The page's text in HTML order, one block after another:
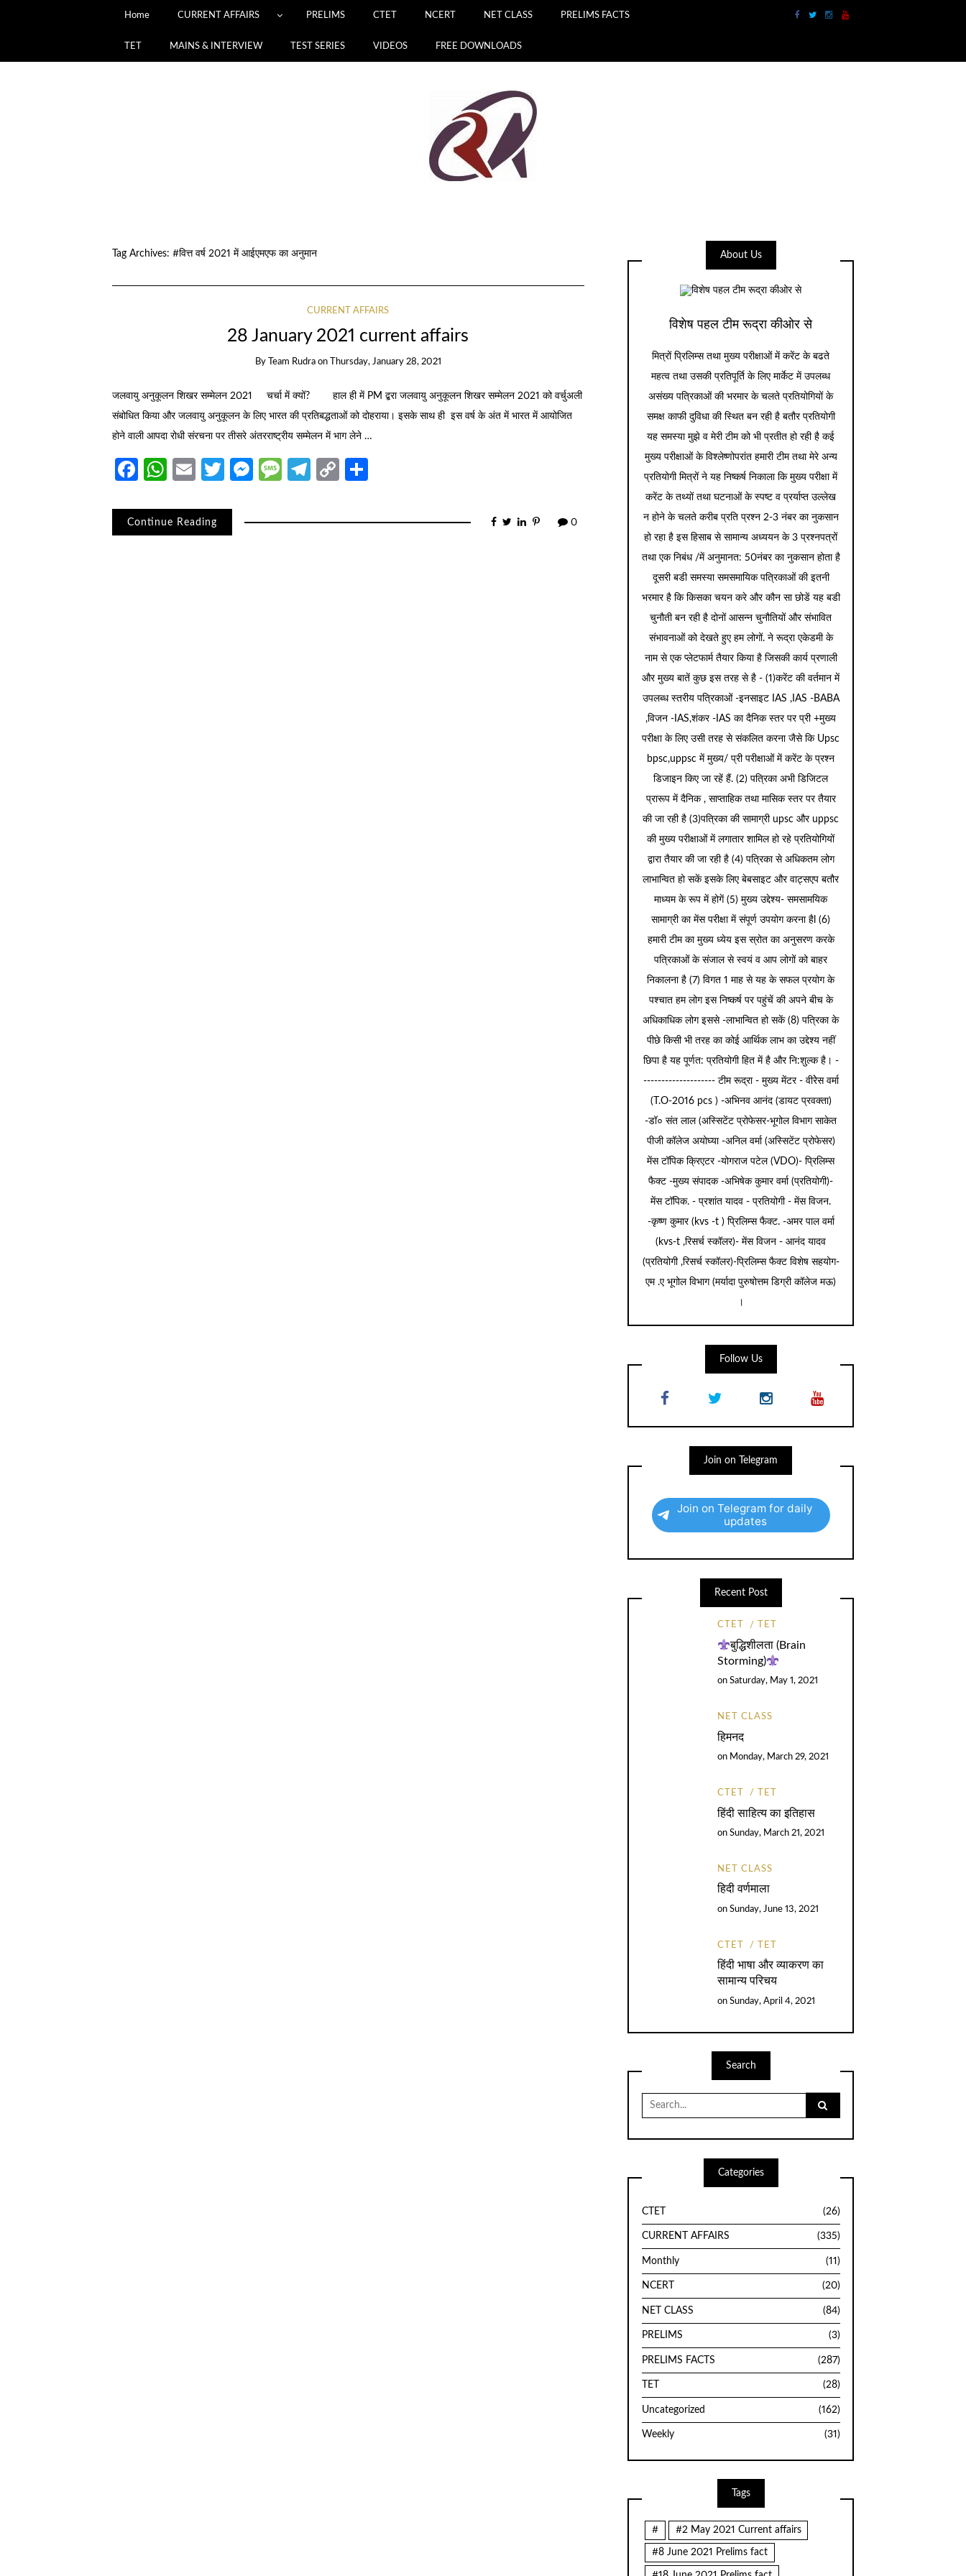
Home CURRENT AFFAIRS PRELIMS CTET NCERT NET CLASS PRELIMS FACTS
TET MAINS & INTERVIEW TEST SERIES VIDEOS FREE DOWNLOADS
Tag Archives: #वित्त वर्ष 2021 में आईएमएफ का अनुमान
CURRENT AFFAIRS
28 January 2021 current affairs
By Team Rudra on Thursday, January 28, 2021
जलवायु अनुकूलन शिखर सम्मेलन 2021 चर्चा में क्यों? हाल ही में PM द्बरा जलवायु अनुकूलन शिखर सम्मेलन 2021 को वर्चुअली
संबोधित किया और जलवायु अनुकूलन के लिए भारत की प्रतिबद्धताओं को दोहराया। इसके साथ ही इस वर्ष के अंत में भारत में आयोजित
होने वाली आपदा रोधी संरचना पर तीसरे अंतरराष्ट्रीय सम्मेलन में भाग लेने …
Facebook
WhatsApp
EmailTwitter
Messenger
Message
Telegram
Copy
Continue Reading 0
About Us
विशेष पहल टीम रूद्रा कीओर से
मित्रों प्रिलिम्स तथा मुख्य परीक्षाओं में करेंट के बढते
महत्व तथा उसकी प्रतिपूर्ति के लिए मार्केट में उपलब्ध
असंख्य पत्रिकाओं की भरमार के चलते प्रतियोगियों के
समक्ष काफी दुविधा की स्थित बन रही है बतौर प्रतियोगी
यह समस्या मुझे व मेरी टीम को भी प्रतीत हो रही है कई
मुख्य परीक्षाओं के विश्लेष्णोपरांत हमारी टीम तथा मेरे अन्य
प्रतियोगी मित्रों ने यह निष्कर्ष निकाला कि मुख्य परीक्षा में
करेंट के तथ्यों तथा घटनाओं के स्पष्ट व प्रर्याप्त उल्लेख
न होने के चलते करीब प्रति प्रश्न 2-3 नंबर का नुकसान
हो रहा है इस हिसाब से सामान्य अध्ययन के 3 प्रश्नपत्रों
तथा एक निबंध /में अनुमानत: 50नंबर का नुकसान होता है
दूसरी बडी समस्या समसमायिक पत्रिकाओं की इतनी
भरमार है कि किसका चयन करे और कौन सा छोडें यह बडी
चुनौती बन रही है दोनों आसन्न चुनौतियों और संभावित
संभावनाओं को देखते हुए हम लोगों. ने रूद्रा एकेडमी के
नाम से एक प्लेटफार्म तैयार किया है जिसकी कार्य प्रणाली
और मुख्य बातें कुछ इस तरह से है - (1)करेंट की वर्तमान में
उपलब्ध स्तरीय पत्रिकाओं -इनसाइट IAS ,IAS -BABA
,विजन -IAS,शंकर -IAS का दैनिक स्तर पर प्री +मुख्य
परीक्षा के लिए उसी तरह से संकलित करना जैसे कि Upsc
bpsc,uppsc में मुख्य/ प्री परीक्षाओं में करेंट के प्रश्न
डिजाइन किए जा रहें हैं. (2) पत्रिका अभी डिजिटल
प्रारूप में दैनिक , साप्ताहिक तथा मासिक स्तर पर तैयार
की जा रही है (3)पत्रिका की सामाग्री upsc और uppsc
की मुख्य परीक्षाओं में लगातार शामिल हो रहे प्रतियोगियों
द्वारा तैयार की जा रही है (4) पत्रिका से अधिकतम लोग
लाभान्वित हो सकें इसके लिए बेबसाइट और वाट्सएप बतौर
माध्यम के रूप में होगें (5) मुख्य उद्देश्य- समसामयिक
सामाग्री का मेंस परीक्षा में संपूर्ण उपयोग करना हैl (6)
हमारी टीम का मुख्य ध्येय इस स्रोत का अनुसरण करके
पत्रिकाओं के संजाल से स्वयं व आप लोगों को बाहर
निकालना है (7) विगत 1 माह से यह के सफल प्रयोग के
पश्चात हम लोग इस निष्कर्ष पर पहुंचें की अपने बीच के
अधिकाधिक लोग इससे -लाभान्वित हो सकें (8) पत्रिका के
पीछे किसी भी तरह का कोई आर्थिक लाभ का उद्देश्य नहीं
छिपा है यह पूर्णत: प्रतियोगी हित में है और नि:शुल्क है। -
-------------------- टीम रूद्रा - मुख्य मेंटर - वीरेेस वर्मा
(T.O-2016 pcs ) -अभिनव आनंद (डायट प्रवक्ता)
-डॉ० संत लाल (अस्सिटेंट प्रोफेसर-भूगोल विभाग साकेत
पीजी कॉलेज अयोघ्या -अनिल वर्मा (अस्सिटेंट प्रोफेसर)
मेंस टॉपिक क्रिएटर -योगराज पटेल (VDO)- प्रिलिम्स
फैक्ट -मुख्य संपादक -अभिषेक कुमार वर्मा (प्रतियोगी)-
मेंस टॉपिक. - प्रशांत यादव - प्रतियोगी - मेंस विजन.
-कृष्ण कुमार (kvs -t ) प्रिलिम्स फैक्ट. -अमर पाल वर्मा
(kvs-t ,रिसर्च स्कॉलर)- मेंस विजन - आनंद यादव
(प्रतियोगी ,रिसर्च स्कॉलर)-प्रिलिम्स फैक्ट विशेष सहयोग-
एम .ए भूगोल विभाग (मर्यादा पुरुषोत्तम डिग्री कॉलेज मऊ)
।
Follow Us
Join on Telegram
Join on Telegram for daily
updates
Recent Post
CTET TET
बुद्धिशीलता (Brain
Storming)
on Saturday, May 1, 2021
NET CLASS
हिमनद
on Monday, March 29, 2021
CTET TET
हिंदी साहित्य का इतिहास
on Sunday, March 21, 2021
NET CLASS
हिदी वर्णमाला
on Sunday, June 13, 2021
CTET TET
हिंदी भाषा और व्याकरण का
सामान्य परिचय
on Sunday, April 4, 2021
Search
Search
for:
Categories
CTET (26)
CURRENT AFFAIRS (335)
Monthly (11)
NCERT (20)
NET CLASS (84)
PRELIMS (3)
PRELIMS FACTS (287)
TET (28)
Uncategorized (162)
Weekly (31)
Tags
# #2 May 2021 Current affairs
#8 June 2021 Prelims fact